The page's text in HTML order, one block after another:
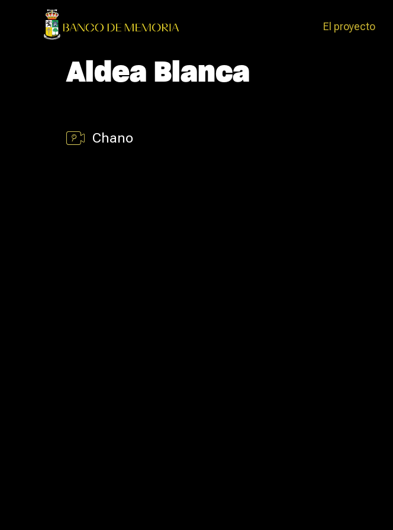
El proyecto
Aldea Blanca
Chano